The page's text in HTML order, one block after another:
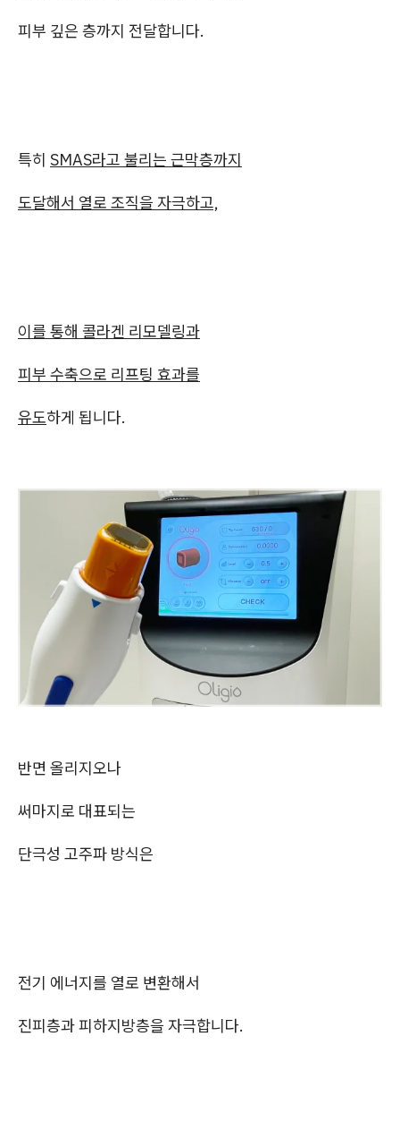
피부 깊은 층까지 전달합니다.
특히 SMAS라고 불리는 근막층까지
도달해서 열로 조직을 자극하고,
이를 통해 콜라겐 리모델링과
피부 수축으로 리프팅 효과를
유도하게 됩니다.
반면 올리지오나
써마지로 대표되는
단극성 고주파 방식은
전기 에너지를 열로 변환해서
진피층과 피하지방층을 자극합니다.